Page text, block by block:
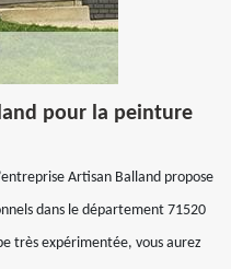
pour la peinture
Artisan Balland propose
dans le département 71520
très expérimentée, vous aurez